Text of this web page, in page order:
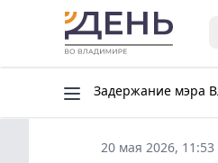
Задержание мэра
20 мая 2026, 11:53